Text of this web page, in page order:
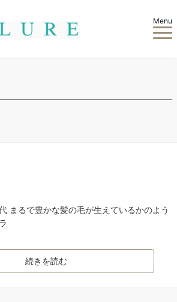
Menu
まるで豊かな髪の毛が生えているかのよう
続きを読む